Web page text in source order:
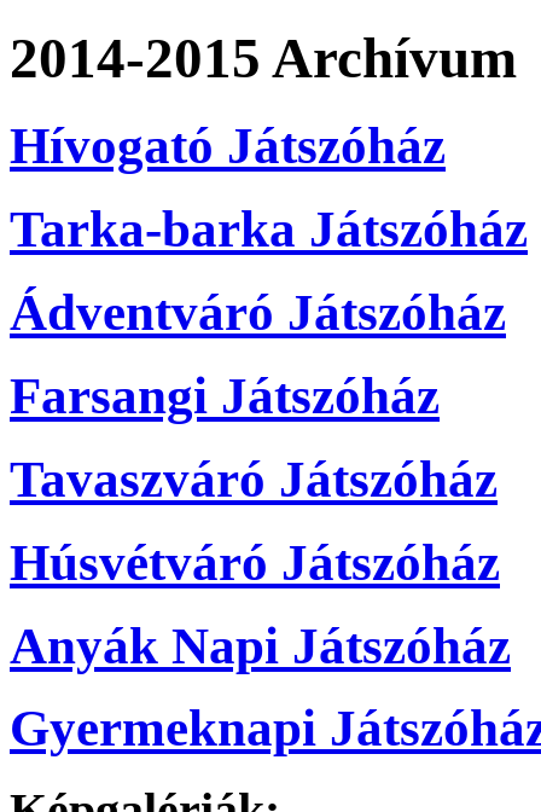
2014-2015 Archívum
Hívogató Játszóház
Tarka-barka Játszóház
Ádventváró Játszóház
Farsangi Játszóház
Tavaszváró Játszóház
Húsvétváró Játszóház
Anyák Napi Játszóház
Gyermeknapi